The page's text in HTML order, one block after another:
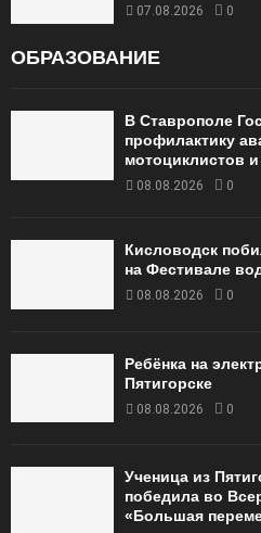
07.08.2026 0
ОБРАЗОВАНИЕ
В Ставрополе
профилактику
мотоциклистов
08.08.2026 0
Кисловодск
на Фестивале
08.08.2026 0
Ребёнка на
Пятигорске
08.08.2026 0
Ученица из
победила во
«Большая